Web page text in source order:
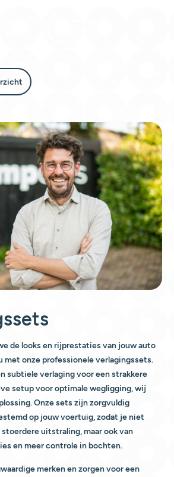
de looks en rijprestaties van jouw auto
met onze professionele verlagingssets.
subtiele verlaging voor een strakkere
setup voor optimale wegligging, wij
Onze sets zijn zorgvuldig
op jouw voertuig, zodat je niet
uitstraling, maar ook van
en meer controle in bochten.
merken en zorgen voor een